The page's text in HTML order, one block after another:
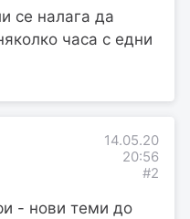
се налага да
часа с едни
14.05.20
20:56
#2
- нови теми до